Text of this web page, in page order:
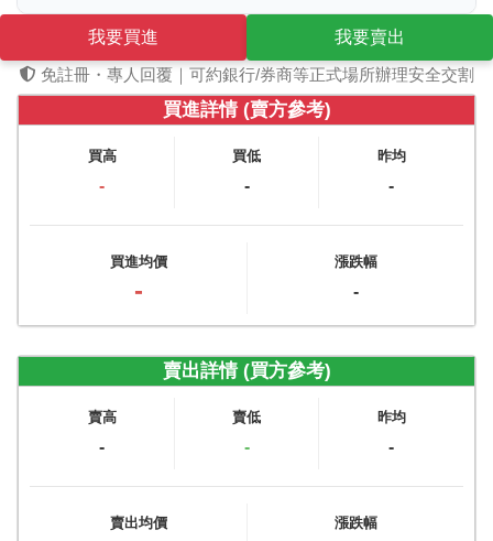
我要買進
我要賣出
免註冊・專人回覆｜可約銀行/券商等正式場所辦理安全交割
買進詳情 (賣方參考)
買高
-
買低
-
昨均
-
買進均價
-
漲跌幅
-
賣出詳情 (買方參考)
賣高
-
賣低
-
昨均
-
賣出均價 漲跌幅